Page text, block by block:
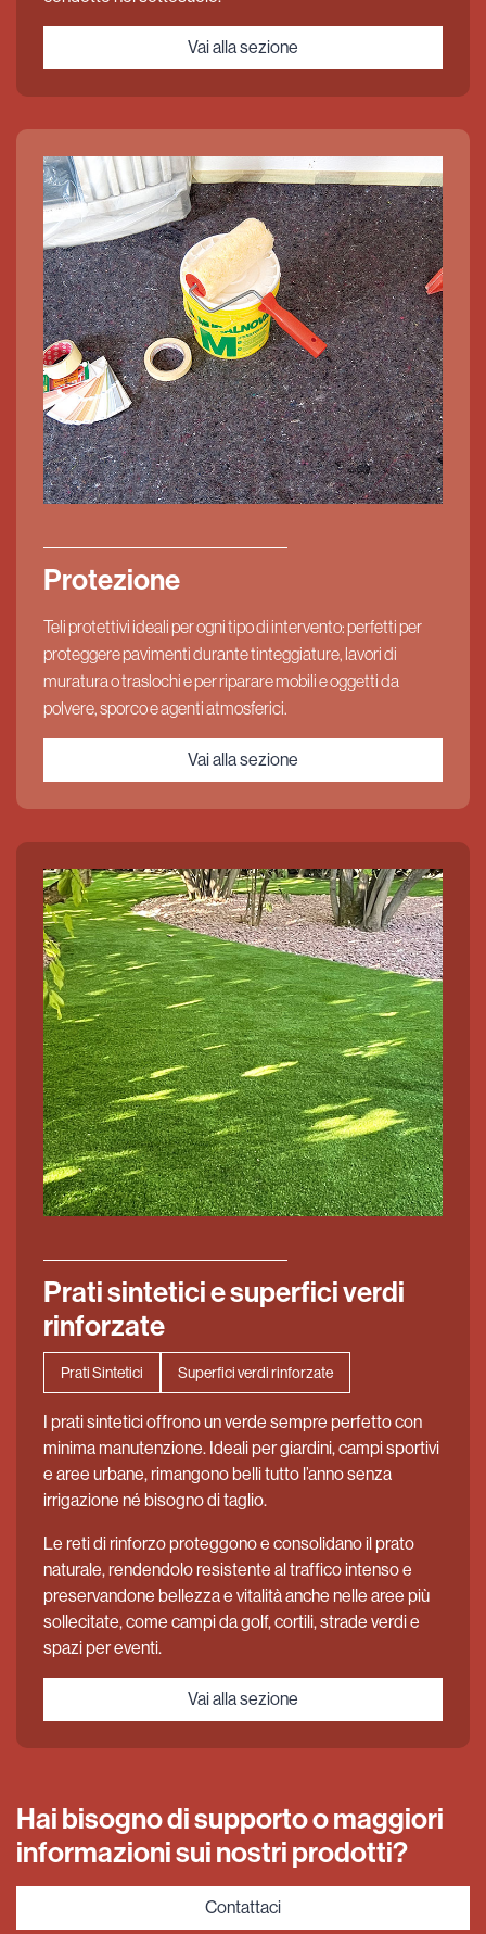
Vai alla sezione
Protezione
Teli protettivi ideali per ogni tipo di intervento: perfetti per
proteggere pavimenti durante tinteggiature, lavori di
muratura o traslochi e per riparare mobili e oggetti da
polvere, sporco e agenti atmosferici.
Vai alla sezione
Prati sintetici e superfici verdi
rinforzate
Prati Sintetici Superfici verdi rinforzate
I prati sintetici offrono un verde sempre perfetto con
minima manutenzione. Ideali per giardini, campi sportivi
e aree urbane, rimangono belli tutto l’anno senza
irrigazione né bisogno di taglio.
Le reti di rinforzo proteggono e consolidano il prato
naturale, rendendolo resistente al traffico intenso e
preservandone bellezza e vitalità anche nelle aree più
sollecitate, come campi da golf, cortili, strade verdi e
spazi per eventi.
Vai alla sezione
Hai bisogno di supporto o maggiori
informazioni sui nostri prodotti?
Contattaci